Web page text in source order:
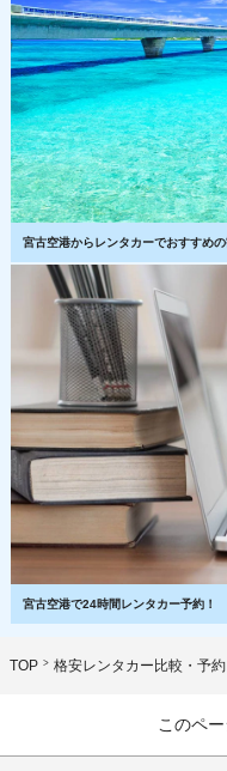
宮古空港からレンタカーでおすすめ
宮古空港で24時間レンタカー予約！
TOP 格安レンタカー比較・予約
このペ